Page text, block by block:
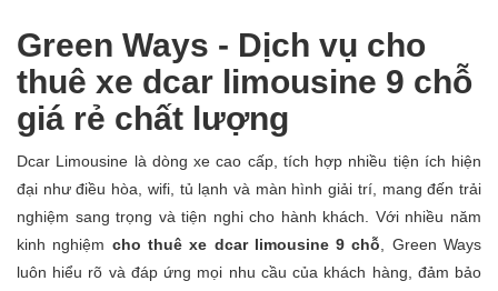
Green Ways - Dịch vụ cho
thuê xe dcar limousine 9 chỗ
giá rẻ chất lượng
Dcar Limousine là dòng xe cao cấp, tích hợp nhiều tiện ích hiện
đại như điều hòa, wifi, tủ lạnh và màn hình giải trí, mang đến trải
nghiệm sang trọng và tiện nghi cho hành khách. Với nhiều năm
kinh nghiệm cho thuê xe dcar limousine 9 chỗ , Green Ways
luôn hiểu rõ và đáp ứng mọi nhu cầu của khách hàng, đảm bảo